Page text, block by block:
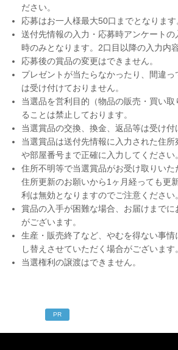
ださい。
応募はお一人様最大50口までとなります
送付先情報の入力・応募時アンケート
時のみとなります。2口目以降の入力内
応募後の賞品の変更はできません。
プレゼントが当たらなかったり、間違
は受け付けておりません。
当選品を営利目的（物品の販売・買い
ることは禁止しております。
当選賞品の交換、換金、返品等は受け付
当選賞品は送付先情報に入力された住
や部屋番号まで正確に入力してください。
住所不明等で当選賞品がお受け取りい
住所更新のお願いから1ヶ月経っても更
利は無効となりますのでご注意ください。
賞品の入手が困難な場合、お届けまで
がございます。
生産・販売終了など、やむを得ない事
し替えさせていただく場合がございます。
当選権利の譲渡はできません。
PR